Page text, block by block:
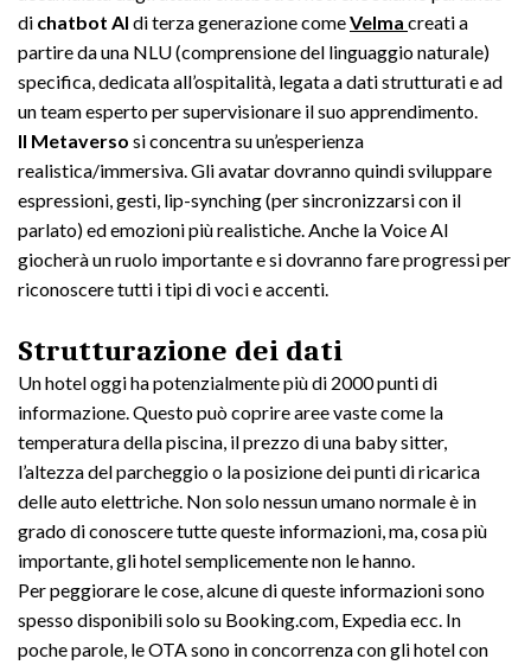
di chatbot AI di terza generazione comeVelma creati a
partire da una NLU (comprensione del linguaggio naturale)
specifica, dedicata all’ospitalità, legata a dati strutturati e ad
un team esperto per supervisionare il suo apprendimento.
Il Metaverso si concentra su un’esperienza
realistica/immersiva. Gli avatar dovranno quindi sviluppare
espressioni, gesti, lip-synching (per sincronizzarsi con il
parlato) ed emozioni più realistiche. Anche la Voice AI
giocherà un ruolo importante e si dovranno fare progressi per
riconoscere tutti i tipi di voci e accenti.
Strutturazione dei dati
Un hotel oggi ha potenzialmente più di 2000 punti di
informazione. Questo può coprire aree vaste come la
temperatura della piscina, il prezzo di una baby sitter,
l’altezza del parcheggio o la posizione dei punti di ricarica
delle auto elettriche. Non solo nessun umano normale è in
grado di conoscere tutte queste informazioni, ma, cosa più
importante, gli hotel semplicemente non le hanno.
Per peggiorare le cose, alcune di queste informazioni sono
spesso disponibili solo su Booking.com, Expedia ecc. In
poche parole, le OTA sono in concorrenza con gli hotel con